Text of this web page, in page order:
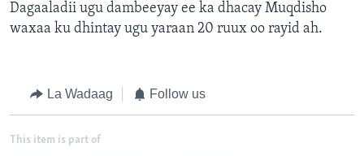
Dagaaladii ugu dambeeyay ee ka dhacay Muqdisho
waxaa ku dhintay ugu yaraan 20 ruux oo rayid ah.
La Wadaag Follow us
This item is part of